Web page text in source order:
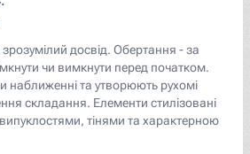
зрозумілий досвід. Обертання - за
чи вимкнути перед початком.
наближенні та утворюють рухомі
складання. Елементи стилізовані
тінями та характерною